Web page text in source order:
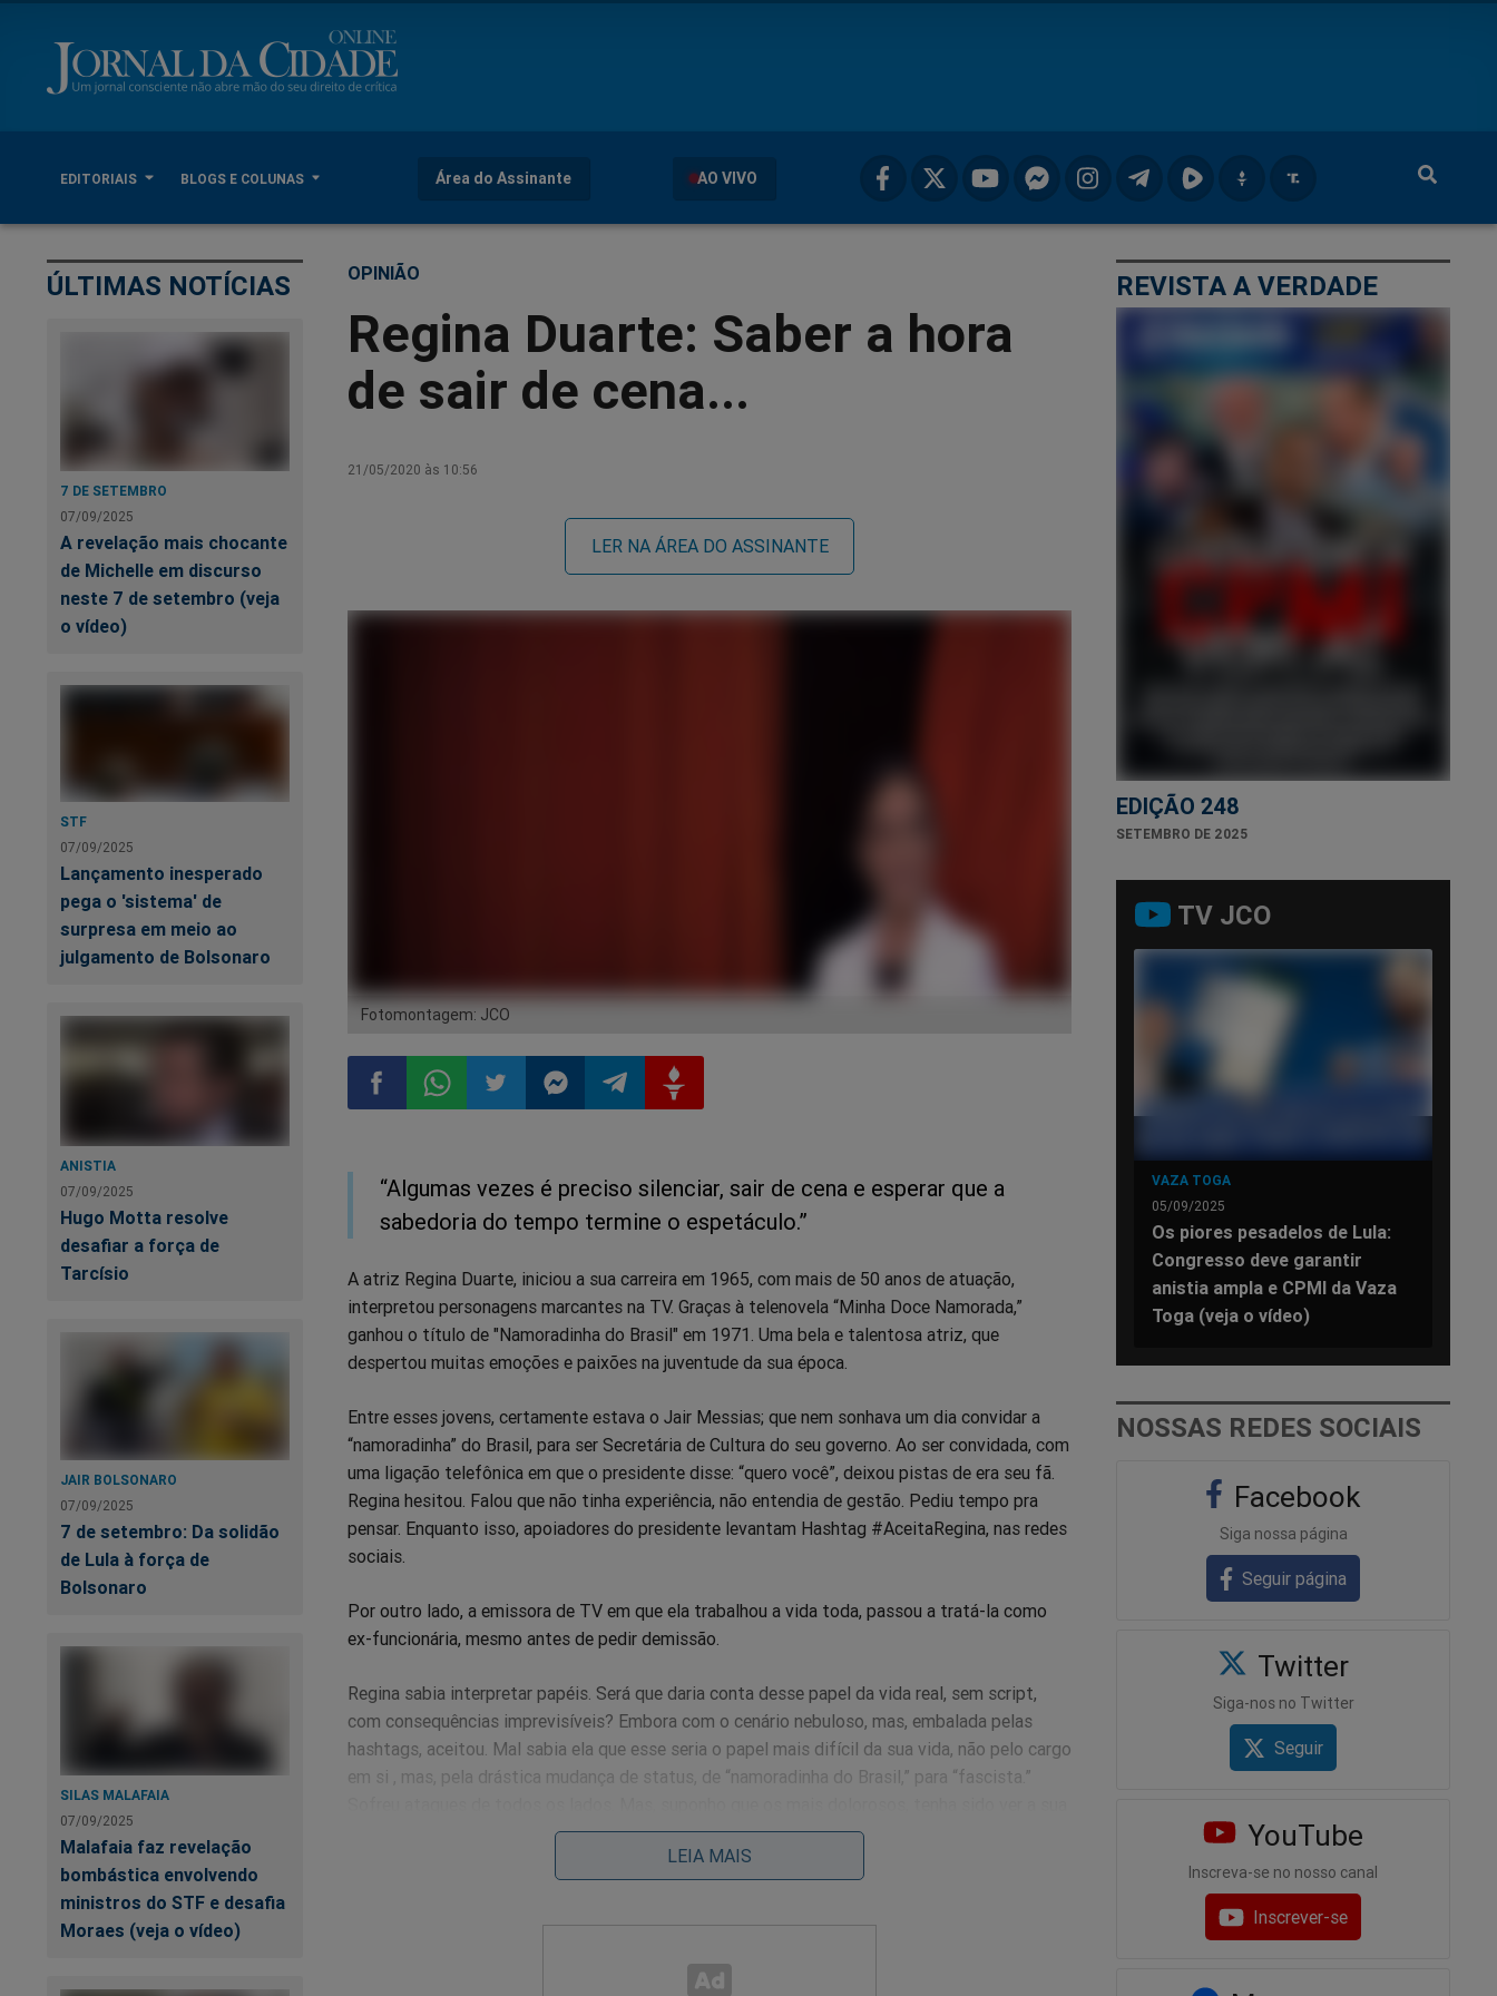
EDITORIAIS BLOGS E COLUNAS Área do Assinante AO VIVO
ÚLTIMAS NOTÍCIAS
7 DE SETEMBRO
07/09/2025
A revelação mais chocante
de Michelle em discurso
neste 7 de setembro (veja
o vídeo)
STF
07/09/2025
Lançamento inesperado
pega o 'sistema' de
surpresa em meio ao
julgamento de Bolsonaro
ANISTIA
07/09/2025
Hugo Motta resolve
desafiar a força de
Tarcísio
JAIR BOLSONARO
07/09/2025
7 de setembro: Da solidão
de Lula à força de
Bolsonaro
SILAS MALAFAIA
07/09/2025
Malafaia faz revelação
bombástica envolvendo
ministros do STF e desafia
Moraes (veja o vídeo)
OPINIÃO
Regina Duarte: Saber a hora
de sair de cena...
21/05/2020 às 10:56
LER NA ÁREA DO ASSINANTE
Fotomontagem: JCO
no
Facebook
no
no
no
no
no
“Algumas vezes é preciso silenciar, sair de cena e esperar que a
sabedoria do tempo termine o espetáculo.”
A atriz Regina Duarte, iniciou a sua carreira em 1965, com mais de 50 anos de atuação,
interpretou personagens marcantes na TV. Graças à telenovela “Minha Doce Namorada,”
ganhou o título de "Namoradinha do Brasil" em 1971. Uma bela e talentosa atriz, que
despertou muitas emoções e paixões na juventude da sua época.
Entre esses jovens, certamente estava o Jair Messias; que nem sonhava um dia convidar a
“namoradinha” do Brasil, para ser Secretária de Cultura do seu governo. Ao ser convidada, com
uma ligação telefônica em que o presidente disse: “quero você”, deixou pistas de era seu fã.
Regina hesitou. Falou que não tinha experiência, não entendia de gestão. Pediu tempo pra
pensar. Enquanto isso, apoiadores do presidente levantam Hashtag #AceitaRegina, nas redes
sociais.
Por outro lado, a emissora de TV em que ela trabalhou a vida toda, passou a tratá-la como
ex-funcionária, mesmo antes de pedir demissão.
Regina sabia interpretar papéis. Será que daria conta desse papel da vida real, sem script,
com consequências imprevisíveis? Embora com o cenário nebuloso, mas, embalada pelas
hashtags, aceitou. Mal sabia ela que esse seria o papel mais difícil da sua vida, não pelo cargo
em si , mas, pela drástica mudança de status, de “namoradinha do Brasil,” para “fascista.”
classe de atores e atrizes, alguns com quem contracenou, transformá-la em um monstro
fascista por apoiar o governo. Não percebem que eles é que estão projetando nela a maldade
que está dentro deles. Pessoas parasitas que grudaram na visibilidade da Regina para
Chegaram a fazer um manifesto: “Regina Duarte não nos representa”, assinado por mais de
LEIA MAIS
REVISTA A VERDADE
EDIÇÃO 248
SETEMBRO DE 2025
TV JCO
VAZA TOGA
05/09/2025
Os piores pesadelos de Lula:
Congresso deve garantir
anistia ampla e CPMI da Vaza
Toga (veja o vídeo)
NOSSAS REDES SOCIAIS
Facebook
Siga nossa página
Seguir página
Twitter
Siga-nos no Twitter
Seguir
YouTube
Inscreva-se no nosso canal
Inscrever-se